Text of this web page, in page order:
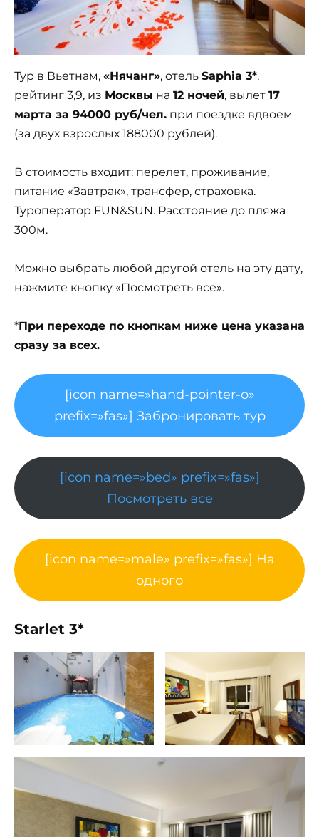
Тур в Вьетнам, «Нячанг», отель Saphia 3*,
рейтинг 3,9, из Москвы на 12 ночей, вылет 17
марта за 94000 руб/чел. при поездке вдвоем
(за двух взрослых 188000 рублей).
В стоимость входит: перелет, проживание,
питание «Завтрак», трансфер, страховка.
Туроператор FUN&SUN. Расстояние до пляжа
300м.
Можно выбрать любой другой отель на эту дату,
нажмите кнопку «Посмотреть все».
*При переходе по кнопкам ниже цена указана
сразу за всех.
[icon name=»hand-pointer-o»
prefix=»fas»] Забронировать тур
[icon name=»bed» prefix=»fas»]
Посмотреть все
[icon name=»male» prefix=»fas»] На
одного
Starlet 3*